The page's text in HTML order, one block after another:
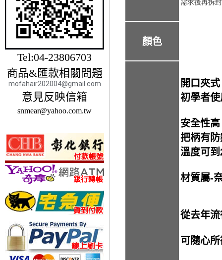
Tel:04-23806703
商品&匯款相關問題
mofahair202004@gmail.com
意見反映信箱
snmear@yahoo.com.tw
顏色
開口夾式
初學者
安全性高
把柄有
溫度可
材質屬-
從去年
可隨心